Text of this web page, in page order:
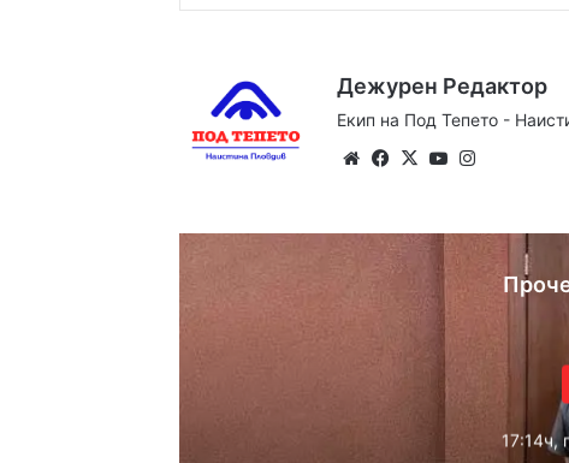
Дежурен Редактор
Екип на Под Тепето -
WebsiteFacebook
X YouTube
17:14ч,